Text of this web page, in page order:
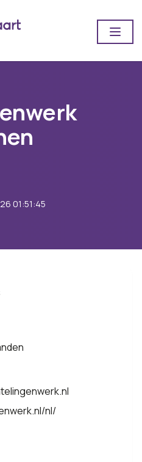
01:51:45
nl/